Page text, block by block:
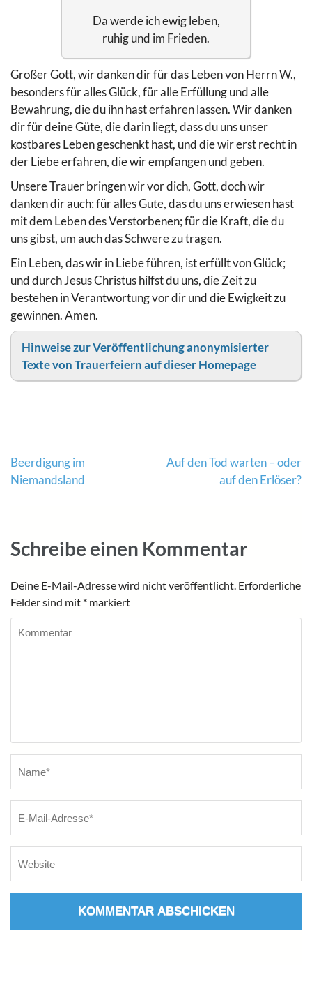
Da werde ich ewig leben,
ruhig und im Frieden.
Großer Gott, wir danken dir für das Leben von Herrn W.,
besonders für alles Glück, für alle Erfüllung und alle
Bewahrung, die du ihn hast erfahren lassen. Wir danken
dir für deine Güte, die darin liegt, dass du uns unser
kostbares Leben geschenkt hast, und die wir erst recht in
der Liebe erfahren, die wir empfangen und geben.
Unsere Trauer bringen wir vor dich, Gott, doch wir
danken dir auch: für alles Gute, das du uns erwiesen hast
mit dem Leben des Verstorbenen; für die Kraft, die du
uns gibst, um auch das Schwere zu tragen.
Ein Leben, das wir in Liebe führen, ist erfüllt von Glück;
und durch Jesus Christus hilfst du uns, die Zeit zu
bestehen in Verantwortung vor dir und die Ewigkeit zu
gewinnen. Amen.
Hinweise zur Veröffentlichung anonymisierter
Texte von Trauerfeiern auf dieser Homepage
Beitragsnavigation
Beerdigung im
Niemandsland
Auf den Tod warten – oder
auf den Erlöser?
Schreibe einen Kommentar
Deine E-Mail-Adresse wird nicht veröffentlicht. Erforderliche
Felder sind mit * markiert